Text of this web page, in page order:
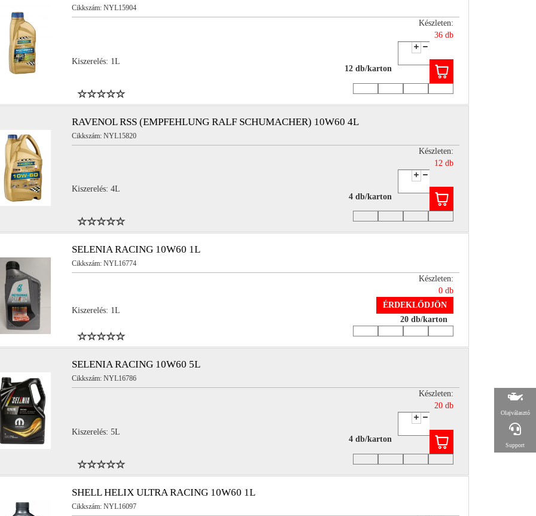
Cikkszám: NYL15904
Kiszerelés: 1L
Készleten:
36 db
12 db/karton
RAVENOL RSS (EMPFEHLUNG RALF SCHUMACHER) 10W60 4L
Cikkszám: NYL15820
Kiszerelés: 4L
Készleten:
12 db
4 db/karton
SELENIA RACING 10W60 1L
Cikkszám: NYL16774
Kiszerelés: 1L
Készleten:
0 db
ÉRDEKLŐDJÖN
20 db/karton
SELENIA RACING 10W60 5L
Cikkszám: NYL16786
Kiszerelés: 5L
Készleten:
20 db
4 db/karton
SHELL HELIX ULTRA RACING 10W60 1L
Cikkszám: NYL16097
Olajválasztó
Support